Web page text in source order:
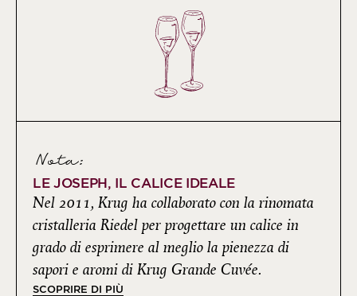
Nota:
LE JOSEPH, IL CALICE IDEALE
Nel 2011, Krug ha collaborato con la rinomata
cristalleria Riedel per progettare un calice in
grado di esprimere al meglio la pienezza di
sapori e aromi di Krug Grande Cuvée.
SCOPRIRE DI PIÙ